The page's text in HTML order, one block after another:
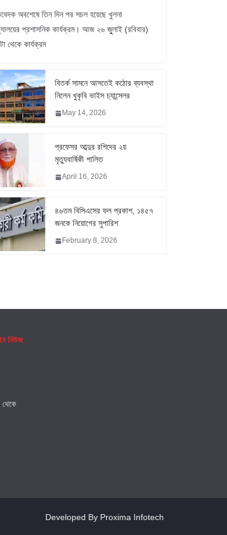
অবশেষে তিন দিন পর সচল হয়েছে খুলনা
প্রশাসনিক কার্যক্রম। আজ ২৬ জুুলাই (রবিবার)
থেকে কার্যক্রম
বিতর্ক সামনে আসতেই কঠোর ব্যবস্থা
নিলেন খুকৃবি ভাইস চ্যান্সেলর
May 14, 2026
প্রফেসর আব্দুর রশিদের ২য়
মৃত্যুবার্ষিকী পালিত
April 16, 2026
৪৬তম বিসিএসের ফল প্রকাশ, ১৪৫৭
জনকে নিয়োগের সুপারিশ
February 8, 2026
নিউজ
থেকে
Developed By Proxima Infotech